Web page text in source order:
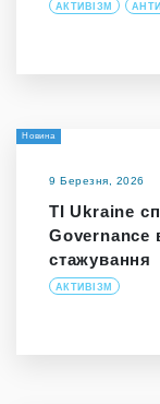
АКТИВІЗМ
Новина
9 Березня, 2026
TI Ukraine
Governance
стажування
АКТИВІЗМ